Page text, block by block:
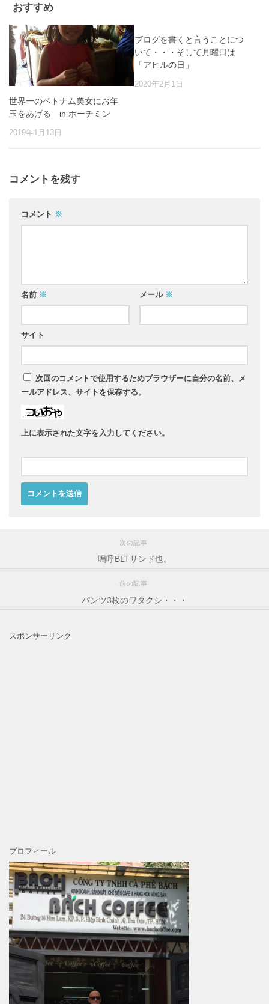
おすすめ
世界一のベトナム美女にお年
玉をあげる in ホーチミン
2019年1月13日
ブログを書くと言うことにつ
いて・・・そして月曜日は
「アヒルの日」
2020年2月1日
コメントを残す
コメント ※
名前 ※ メール ※
サイト
次回のコメントで使用するためブラウザーに自分の名前、メ
ールアドレス、サイトを保存する。
上に表示された文字を入力してください。
次の記事
嗚呼BLTサンド也。
前の記事
パンツ3枚のワタクシ・・・
スポンサーリンク
プロフィール